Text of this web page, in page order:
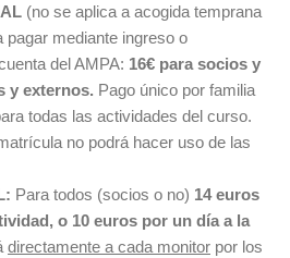
(no se aplica a acogida temprana
pagar mediante ingreso o
del AMPA: 16€ para socios y
y externos. Pago único por familia
todas las actividades del curso.
no podrá hacer uso de las
Para todos (socios o no) 14 euros
o 10 euros por un día a la
directamente a cada monitor por los